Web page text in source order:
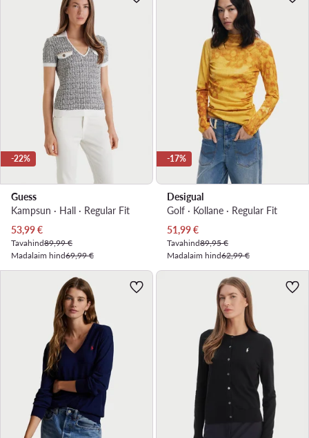
-22%
Guess
Kampsun · Hall · Regular Fit
Praegune hind
53,99€
Tavahind89,99 €
Madalaim hind69,99 €
-17%
Desigual
Golf · Kollane · Regular Fit
Praegune hind
51,99€
Tavahind89,95 €
Madalaim hind62,99 €